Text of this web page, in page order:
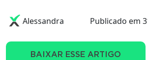
Alessandra Publicado em
BAIXAR ESSE ARTIGO